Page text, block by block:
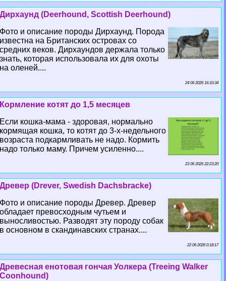
Дирхаунд (Deerhound, Scottish Deerhound)
Фото и описание породы Дирхаунд. Порода
известна на Британских островах со
средних веков. Дирхаундов держала только
знать, которая использовала их для охоты
на оленей....
24 06 2026 16:10:34
Кормление котят до 1,5 месяцев
Если кошка-мама - здоровая, нормально
кормящая кошка, то котят до 3-х-недельного
возраста подкармливать не надо. Кормить
надо только маму. Причем усиленно....
23 06 2026 22:23:20
Древер (Drever, Swedish Dachsbracke)
Фото и описание породы Древер. Древер
обладает превосходным чутьем и
выносливостью. Разводят эту породу собак
в основном в скандинавских странах....
22 06 2026 0:18:17
Древесная енотовая гончая Уолкера (Treeing Walker
Coonhound)